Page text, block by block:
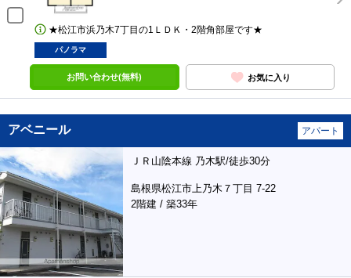
★松江市浜乃木7丁目の1ＬＤＫ・2階角部屋です★
パノラマ
お問い合わせ(無料) お気に入り
アベニール アパート
ＪＲ山陰本線 乃木駅/徒歩30分
島根県松江市上乃木７丁目 7-22
2階建 / 築33年